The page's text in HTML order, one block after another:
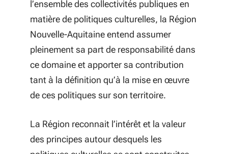
l’ensemble des collectivités publiques en
matière de politiques culturelles, la Région
Nouvelle-Aquitaine entend assumer
pleinement sa part de responsabilité dans
ce domaine et apporter sa contribution
tant à la définition qu’à la mise en œuvre
de ces politiques sur son territoire.
La Région reconnait l’intérêt et la valeur
des principes autour desquels les